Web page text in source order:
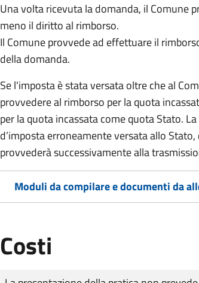
Una volta ricevuta la domanda, il Comune
meno il diritto al rimborso.
Il Comune provvede ad effettuare il
della domanda.
Se l'imposta è stata versata oltre che al
provvedere al rimborso per la quota
per la quota incassata come quota Stato.
d’imposta erroneamente versata allo
provvederà successivamente alla
Moduli da compilare e documenti da
Costi
Tipo di pagamento
Importo